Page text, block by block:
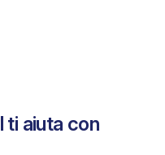
ti aiuta con